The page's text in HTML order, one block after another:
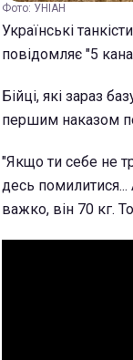
Фото: УНІАН
Українські
повідомляє "5
Бійці, які зараз
першим наказом
"Якщо ти себе не
десь
важко, він 70 кг.